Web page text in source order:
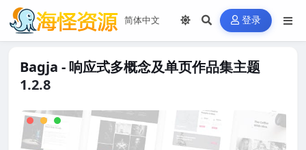
登录
Bagja - 响应式多概念及单页作品集主题
1.2.8